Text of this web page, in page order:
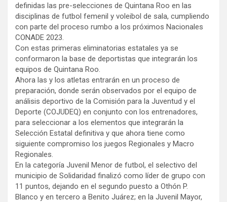
definidas las pre-selecciones de Quintana Roo en las
disciplinas de futbol femenil y voleibol de sala, cumpliendo
con parte del proceso rumbo a los próximos Nacionales
CONADE 2023.
Con estas primeras eliminatorias estatales ya se
conformaron la base de deportistas que integrarán los
equipos de Quintana Roo.
Ahora las y los atletas entrarán en un proceso de
preparación, donde serán observados por el equipo de
análisis deportivo de la Comisión para la Juventud y el
Deporte (COJUDEQ) en conjunto con los entrenadores,
para seleccionar a los elementos que integrarán la
Selección Estatal definitiva y que ahora tiene como
siguiente compromiso los juegos Regionales y Macro
Regionales.
En la categoría Juvenil Menor de futbol, el selectivo del
municipio de Solidaridad finalizó como líder de grupo con
11 puntos, dejando en el segundo puesto a Othón P.
Blanco y en tercero a Benito Juárez; en la Juvenil Mayor,